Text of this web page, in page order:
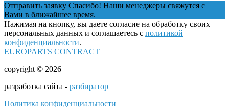
Отправить заявку Спасибо! Наши менеджеры свяжутся с
Вами в ближайшее время.
Нажимая на кнопку, вы даете согласие на обработку своих
персональных данных и соглашаетесь с политикой
конфиденциальности.
EUROPARTS CONTRACT
copyright © 2026
разработка сайта - разбиратор
Политика конфиденциальности